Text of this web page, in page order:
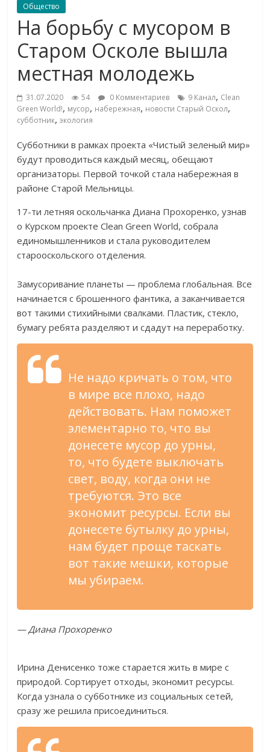
Общество
На борьбу с мусором в
Старом Осколе вышла
местная молодежь
31.07.2020 54 0 Комментариев 9 Канал, Clean
Green World!, мусор, набережная, новости Старый Оскол,
субботник,экология
Субботники в рамках проекта «Чистый зеленый мир»
будут проводиться каждый месяц, обещают
организаторы. Первой точкой стала набережная в
районе Старой Мельницы.
17-ти летняя оскольчанка Диана Прохоренко, узнав
о Курском проекте Clean Green World, собрала
единомышленников и стала руководителем
старооскольского отделения.
Замусоривание планеты — проблема глобальная. Все
начинается с брошенного фантика, а заканчивается
вот такими стихийными свалками. Пластик, стекло,
бумагу ребята разделяют и сдадут на переработку.
Не надо кричать о том, что
в мире все плохо, надо
действовать. Нам поможет
элементарно то, что вы
донесете мусор до урны,
то, что будете выключать
свет, воду, когда они не
требуются. Это все
экономит ресурсы. Если вы
донесете бутылку до урны,
нам будет проще таскать
вот такие мешки, которые
мы убираем.
— Диана Прохоренко
Ирина Денисенко тоже старается жить в мире с
природой. Сортирует отходы, экономит ресурсы.
Когда узнала о субботнике из социальных сетей,
сразу же решила присоединиться.